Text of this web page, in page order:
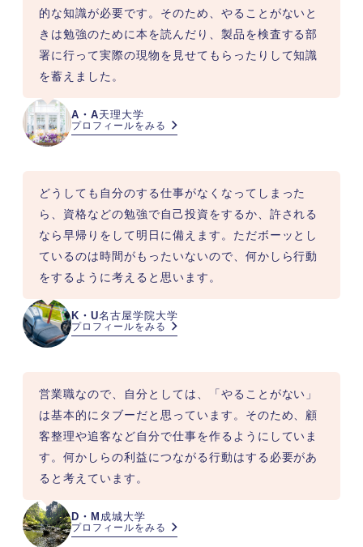
A・A天理大学
プロフィールをみる
的な知識が必要です。そのため、やることがないと
きは勉強のために本を読んだり、製品を検査する部
署に行って実際の現物を見せてもらったりして知識
を蓄えました。
K・U名古屋学院大学
プロフィールをみる
どうしても自分のする仕事がなくなってしまった
ら、資格などの勉強で自己投資をするか、許される
なら早帰りをして明日に備えます。ただボーッとし
ているのは時間がもったいないので、何かしら行動
をするように考えると思います。
D・M 成城大学
プロフィールをみる
営業職なので、自分としては、「やることがない」
は基本的にタブーだと思っています。そのため、顧
客整理や追客など自分で仕事を作るようにしていま
す。何かしらの利益につながる行動はする必要があ
ると考えています。